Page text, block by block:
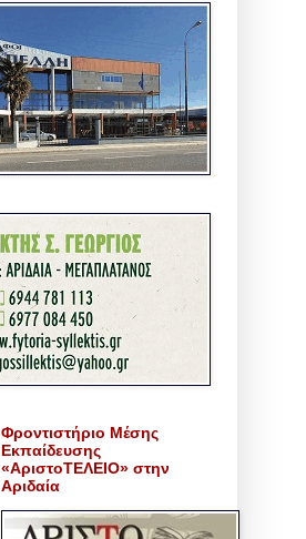
Φροντιστήριο Μέσης
Εκπαίδευσης
«ΑριστοΤΕΛΕΙΟ» στην
Αριδαία